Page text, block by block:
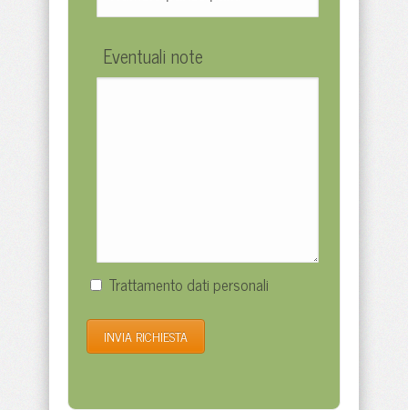
Eventuali note
Trattamento dati personali